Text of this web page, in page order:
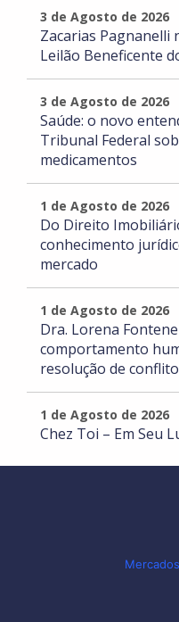
3 de Agosto de 2026
Zacarias Pagnanelli
Leilão Beneficente
3 de Agosto de 2026
Saúde: o novo
Tribunal Federal
medicamentos
1 de Agosto de 2026
Do Direito
conhecimento
mercado
1 de Agosto de 2026
Dra. Lorena
comportamento
resolução de
1 de Agosto de 2026
Chez Toi – Em Seu
Mercados